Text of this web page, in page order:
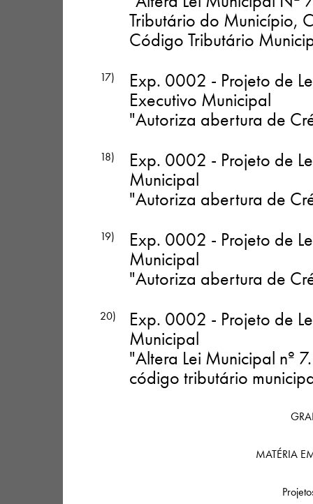
Tributário do Município,
Código Tributário
17)
Exp. 0002 - Projeto de
Executivo Municipal
"Autoriza abertura de
18)
Exp. 0002 - Projeto de
Municipal
"Autoriza abertura de
19)
Exp. 0002 - Projeto de
Municipal
"Autoriza abertura de
20)
Exp. 0002 - Projeto de
Municipal
"Altera Lei Municipal nº
código tributário
MATÉRIA